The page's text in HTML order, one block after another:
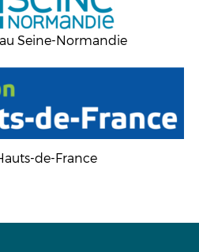
Seine-Normandie
de-France